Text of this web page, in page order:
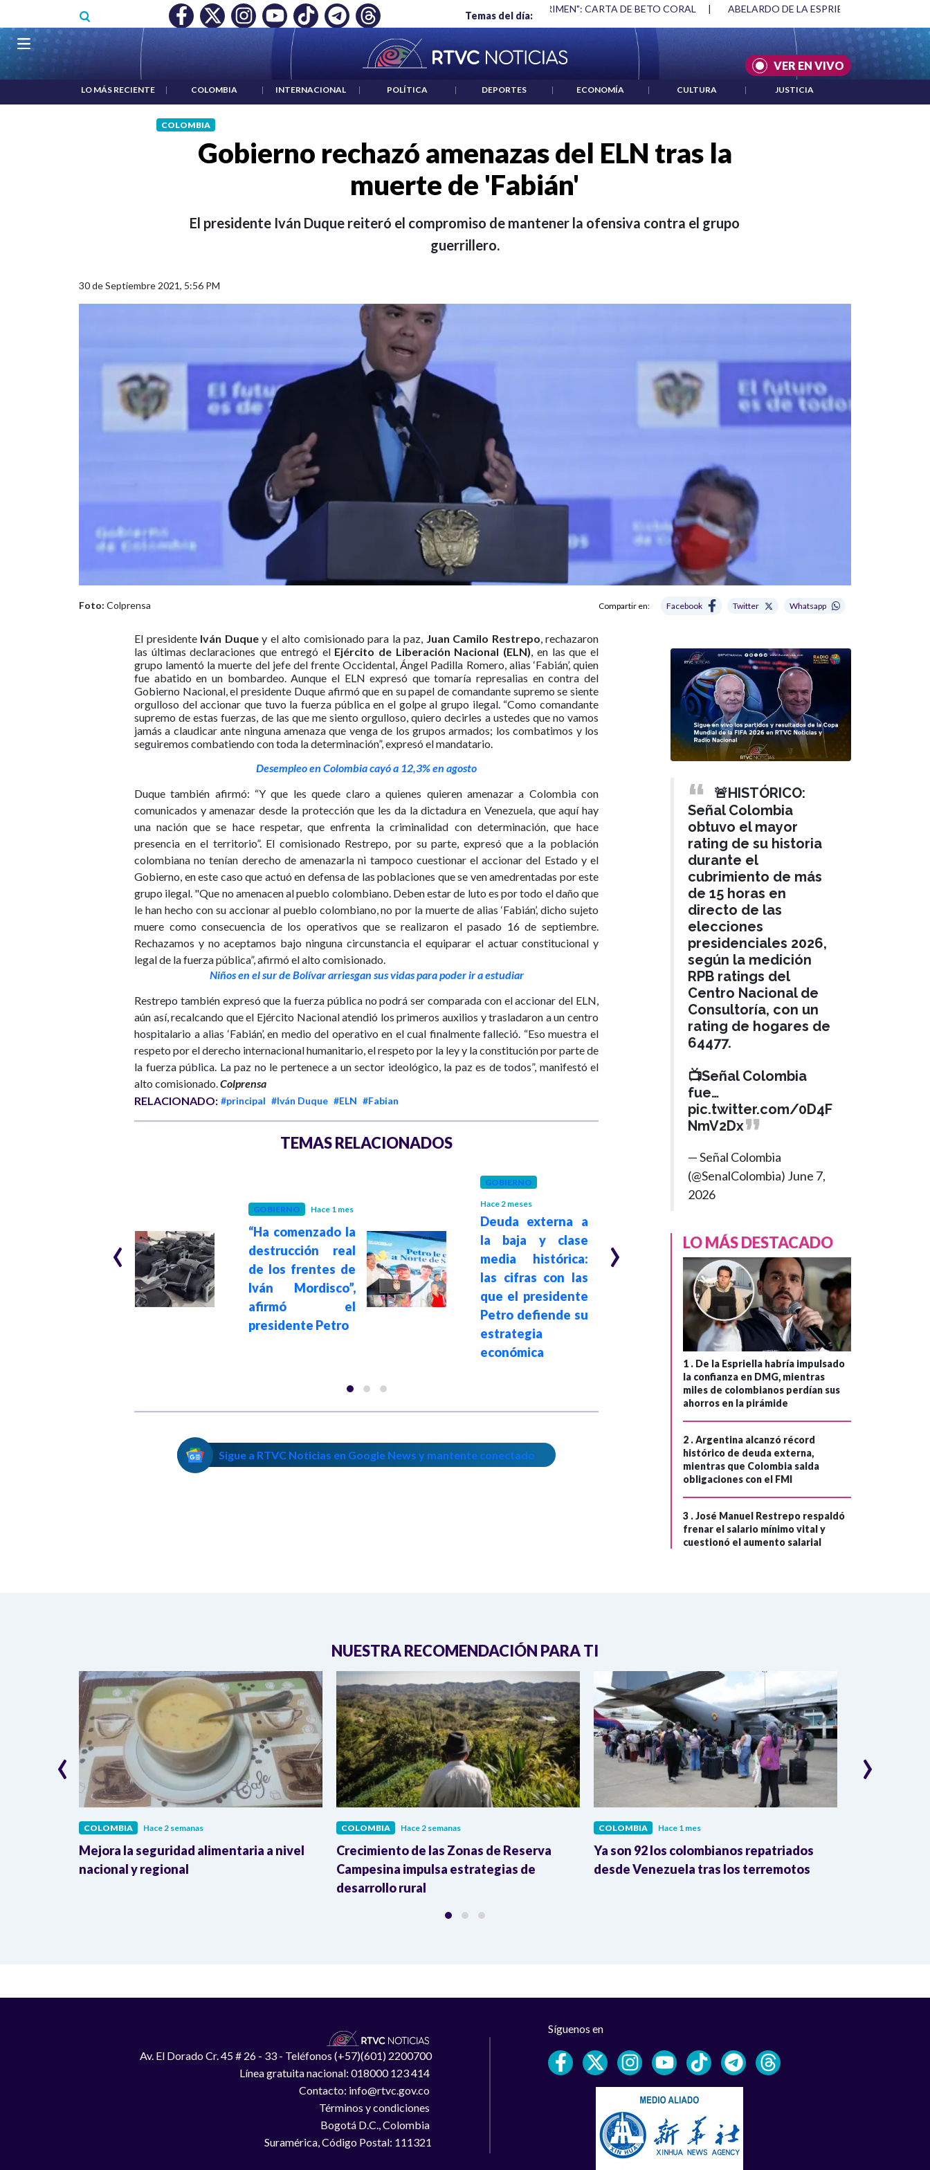
Temas del día:
MÍNIMO NO DESTRUYÓ EMPLEO: JP MORGAN | "HABLAR NO ES UN CRIMEN": CARTA DE BETO CORAL ABELARDO DE LA ESPRIELLA Y DMG | ACUERDOS ENTRE ESTADOS UNIDOS E
VER EN VIVO
Navegación principal
LO MÁS RECIENTE | COLOMBIA | INTERNACIONAL | POLÍTICA | DEPORTES | ECONOMÍA | CULTURA | JUSTICIA
COLOMBIA
Gobierno rechazó amenazas del ELN tras la
muerte de 'Fabián'
El presidente Iván Duque reiteró el compromiso de mantener la ofensiva contra el grupo
guerrillero.
30 de Septiembre 2021, 5:56 PM
Foto: Colprensa Compartir en: Facebook Twitter Whatsapp
El presidente Iván Duquey el alto comisionado para la paz, Juan Camilo Restrepo, rechazaron
las últimas declaraciones que entregó el Ejército de Liberación Nacional (ELN), en las que el
grupo lamentó la muerte del jefe del frente Occidental, Ángel Padilla Romero, alias ‘Fabián’, quien
fue abatido en un bombardeo. Aunque el ELN expresó que tomaría represalias en contra del
Gobierno Nacional, el presidente Duque afirmó que en su papel de comandante supremo se siente
orgulloso del accionar que tuvo la fuerza pública en el golpe al grupo ilegal. “Como comandante
supremo de estas fuerzas, de las que me siento orgulloso, quiero decirles a ustedes que no vamos
jamás a claudicar ante ninguna amenaza que venga de los grupos armados; los combatimos y los
seguiremos combatiendo con toda la determinación”, expresó el mandatario.
Desempleo en Colombia cayó a 12,3% en agosto
Duque también afirmó: “Y que les quede claro a quienes quieren amenazar a Colombia con
comunicados y amenazar desde la protección que les da la dictadura en Venezuela, que aquí hay
una nación que se hace respetar, que enfrenta la criminalidad con determinación, que hace
presencia en el territorio”. El comisionado Restrepo, por su parte, expresó que a la población
colombiana no tenían derecho de amenazarla ni tampoco cuestionar el accionar del Estado y el
Gobierno, en este caso que actuó en defensa de las poblaciones que se ven amedrentadas por este
grupo ilegal. "Que no amenacen al pueblo colombiano. Deben estar de luto es por todo el daño que
le han hecho con su accionar al pueblo colombiano, no por la muerte de alias ‘Fabián’, dicho sujeto
muere como consecuencia de los operativos que se realizaron el pasado 16 de septiembre.
Rechazamos y no aceptamos bajo ninguna circunstancia el equiparar el actuar constitucional y
legal de la fuerza pública”, afirmó el alto comisionado.
Niños en el sur de Bolívar arriesgan sus vidas para poder ir a estudiar
Restrepo también expresó que la fuerza pública no podrá ser comparada con el accionar del ELN,
aún así, recalcando que el Ejército Nacional atendió los primeros auxilios y trasladaron a un centro
hospitalario a alias ‘Fabián’, en medio del operativo en el cual finalmente falleció. “Eso muestra el
respeto por el derecho internacional humanitario, el respeto por la ley y la constitución por parte de
la fuerza pública. La paz no le pertenece a un sector ideológico, la paz es de todos”, manifestó el
alto comisionado.Colprensa
RELACIONADO: #principal #Iván Duque #ELN #Fabian
TEMAS RELACIONADOS
pidiendo un
GOBIERNO Hace 1 mes
“Ha comenzado la
destrucción real
de los frentes de
Iván Mordisco”,
afirmó el
presidente Petro
GOBIERNO
Hace 2 meses
Deuda externa a
la baja y clase
media histórica:
las cifras con las
que el presidente
Petro defiende su
estrategia
económica
Presidente Petro
al el Eln tras
masacre en Norte
de Santander: "Se
burlaron de las
conversaciones
de paz"
‹ ›
Sigue a RTVC Noticias en Google News y mantente conectado
🚨HISTÓRICO:
Señal Colombia
obtuvo el mayor
rating de su historia
durante el
cubrimiento de más
de 15 horas en
directo de las
elecciones
presidenciales 2026,
según la medición
RPB ratings del
Centro Nacional de
Consultoría, con un
rating de hogares de
64477.
📺Señal Colombia
fue…
pic.twitter.com/0D4F
NmV2Dx
— Señal Colombia
(@SenalColombia) June 7,
2026
LO MÁS DESTACADO
1 . De la Espriella habría impulsado
la confianza en DMG, mientras
miles de colombianos perdían sus
ahorros en la pirámide
2 .Argentina alcanzó récord
histórico de deuda externa,
mientras que Colombia salda
obligaciones con el FMI
3 .José Manuel Restrepo respaldó
frenar el salario mínimo vital y
cuestionó el aumento salarial
NUESTRA RECOMENDACIÓN PARA TI
COLOMBIA Hace 2 semanas
Mejora la seguridad alimentaria a nivel
nacional y regional
COLOMBIA Hace 2 semanas
Crecimiento de las Zonas de Reserva
Campesina impulsa estrategias de
desarrollo rural
COLOMBIA Hace 1 mes
Ya son 92 los colombianos repatriados
desde Venezuela tras los terremotos
‹ ›
Av. El Dorado Cr. 45 # 26 - 33 - Teléfonos (+57)(601) 2200700
Línea gratuita nacional: 018000 123 414
Contacto: info@rtvc.gov.co
Términos y condiciones
Bogotá D.C., Colombia
Suramérica, Código Postal: 111321
Síguenos en